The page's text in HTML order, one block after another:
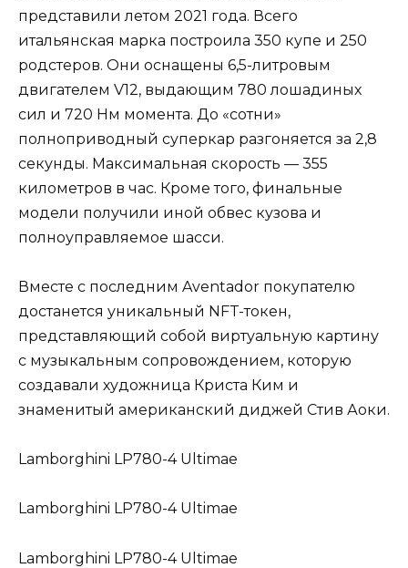
представили летом 2021 года. Всего
итальянская марка построила 350 купе и 250
родстеров. Они оснащены 6,5-литровым
двигателем V12, выдающим 780 лошадиных
сил и 720 Нм момента. До «сотни»
полноприводный суперкар разгоняется за 2,8
секунды. Максимальная скорость — 355
километров в час. Кроме того, финальные
модели получили иной обвес кузова и
полноуправляемое шасси.
Вместе с последним Aventador покупателю
достанется уникальный NFT-токен,
представляющий собой виртуальную картину
с музыкальным сопровождением, которую
создавали художница Криста Ким и
знаменитый американский диджей Стив Аоки.
Lamborghini LP780-4 Ultimae
Lamborghini LP780-4 Ultimae
Lamborghini LP780-4 Ultimae